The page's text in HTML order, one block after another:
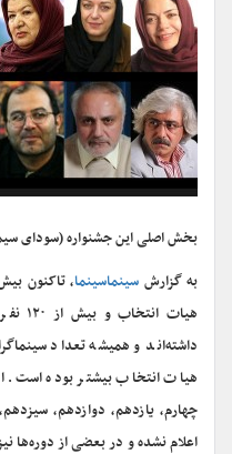
بخش اصلی این جشنواره (سودای
به گزارش سینماسینما
داشته‌اند و همیشه تعداد
هیات انتخاب بیشتر بوده
چهارم، یازدهم، دوازدهم،